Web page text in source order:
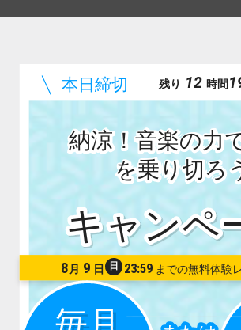
納涼！音楽の力
を乗り切ろ
8 月 9 日 日 23:59
残り 12 時間